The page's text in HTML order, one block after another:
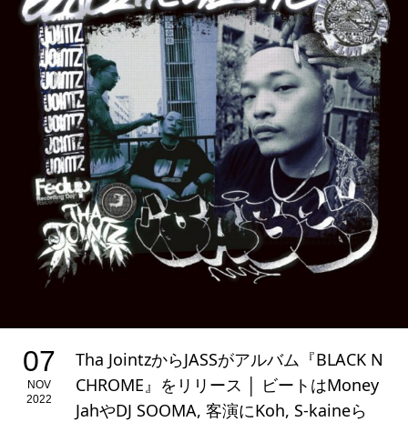
07
NOV
2022
Tha JointzからJASSがアルバム『BLACK N
CHROME』をリリース │ ビートはMoney
JahやDJ SOOMA, 客演にKoh, S-kaineら